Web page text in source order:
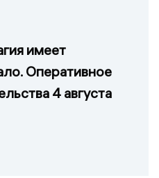
имеет
Оперативное
4 августа